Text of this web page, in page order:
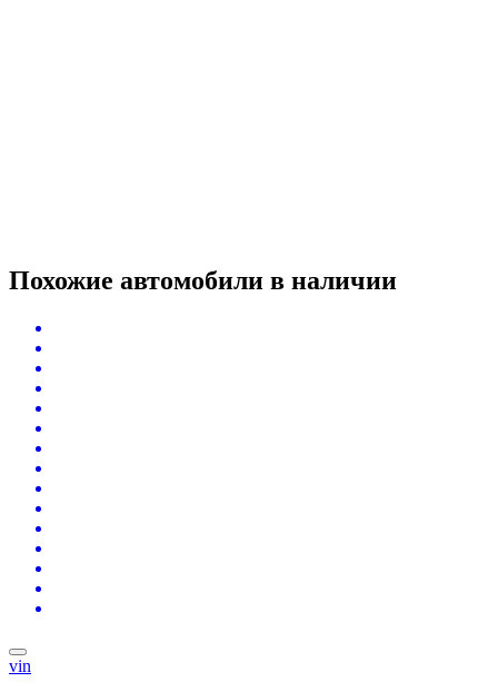
Похожие автомобили в наличии
vin